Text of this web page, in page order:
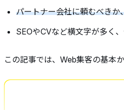
パートナー会社に頼むべきか
SEOやCVなど横文字が多く
この記事では、Web集客の基本